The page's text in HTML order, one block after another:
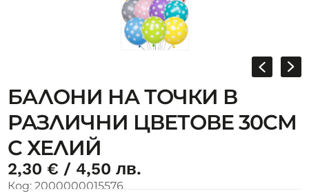
БАЛОНИ НА ТОЧКИ В
РАЗЛИЧНИ ЦВЕТОВЕ 30СМ
С ХЕЛИЙ
2,30 € / 4,50 лв.
Код: 2000000015576